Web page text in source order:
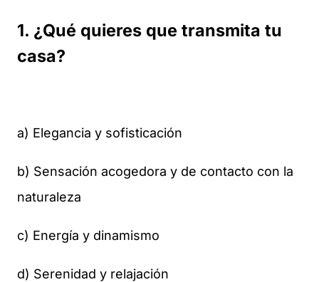
1. ¿Qué quieres que transmita tu
casa?
a) Elegancia y sofisticación
b) Sensación acogedora y de contacto con la
naturaleza
c) Energía y dinamismo
d) Serenidad y relajación